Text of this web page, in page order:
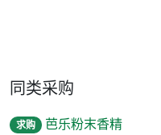
同类采购
求购 芭乐粉末香精